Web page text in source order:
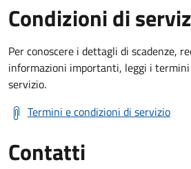
Condizioni di
Per conoscere i dettagli di scadenze,
informazioni importanti, leggi i
servizio.
Termini e condizioni di servizio
Contatti